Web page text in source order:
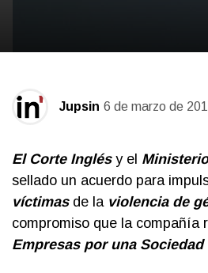
Jupsin 6 de marzo de
El Corte Inglésy el
sellado un acuerdo para
víctimasde la violencia de
compromiso que la compañía
Empresas por una